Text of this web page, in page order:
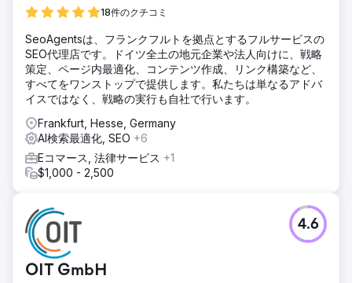
18件のクチコミ
SeoAgentsは、フランクフルトを拠点とするフルサービスの
SEO代理店です。ドイツ全土の地元企業や法人向けに、戦略
策定、ページ内最適化、コンテンツ作成、リンク構築など、
すべてをワンストップで提供します。私たちは単なるアドバ
イスではなく、戦略の実行も自社で行います。
Frankfurt, Hesse, Germany
AI検索最適化, SEO +6
Eコマース, 法律サービス +1
$1,000 - 2,500
OIT GmbH
4.6